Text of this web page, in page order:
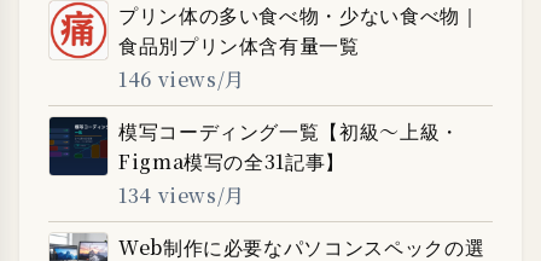
プリン体の多い食べ物・少ない食べ物｜
食品別プリン体含有量一覧
146 views/月
模写コーディング一覧【初級〜上級・
Figma模写の全31記事】
134 views/月
Web制作に必要なパソコンスペックの選